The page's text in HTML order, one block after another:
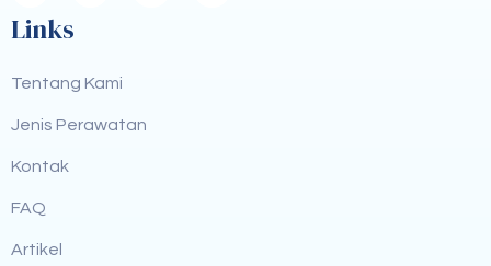
Links
Tentang Kami
Jenis Perawatan
Kontak
FAQ
Artikel